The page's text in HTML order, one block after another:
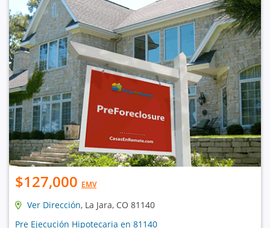
$127,000 EMV
Ver Dirección, La Jara, CO 81140
Pre Ejecución Hipotecaria en 81140